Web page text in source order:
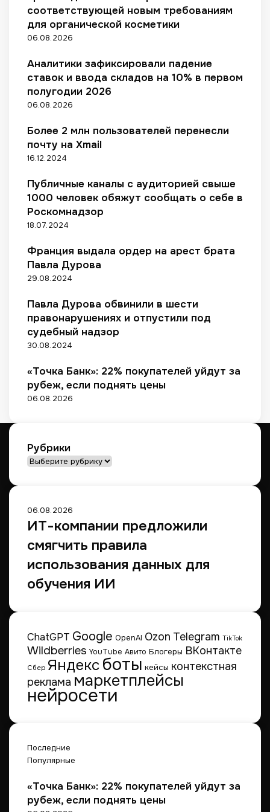
a
b
r
g
e
и
р
е
т
а
о
д
а
и
т
о
в
р
о
в
л
я
д
т
м
л
д
ш
е
5
л
е
т
соответствующей новым требованиям
для органической косметики
06.08.2026
Аналитики зафиксировали падение
ставок и ввода складов на 10% в первом
полугодии 2026
06.08.2026
Более 2 млн пользователей перенесли
почту на Xmail
16.12.2024
Публичные каналы с аудиторией свыше
1000 человек обяжут сообщать о себе в
Роскомнадзор
18.07.2024
Франция выдала ордер на арест брата
Павла Дурова
29.08.2024
Павла Дурова обвинили в шести
правонарушениях и отпустили под
судебный надзор
30.08.2024
«Точка Банк»: 22% покупателей уйдут за
рубеж, если поднять цены
06.08.2026
Рубрики
Рубрики
06.08.2026
ИТ-компании предложили
смягчить правила
использования данных для
обучения ИИ
ChatGPT Google OpenAI Ozon Telegram TikTok
Wildberries YouTube Авито Блогеры ВКонтакте
Сбер Яндексботы кейсы контекстная
реклама маркетплейсы
нейросети
Последние
Популярные
«Точка Банк»: 22% покупателей уйдут за
рубеж, если поднять цены